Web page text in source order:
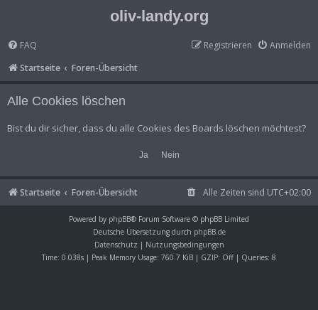
oliv-landy.org
FAQ Anmelden
Registrieren
Startseite
Foren-Übersicht
Alle Cookies löschen
Bist du dir sicher, dass du alle Cookies des Boards löschen möchtest?
Startseite Foren-Übersicht Alle Zeiten sind UTC+02:00
Powered by phpBB® Forum Software © phpBB Limited
Deutsche Übersetzung durch phpBB.de
Datenschutz | Nutzungsbedingungen
Time: 0.038s | Peak Memory Usage: 760.7 KiB | GZIP: Off | Queries: 8